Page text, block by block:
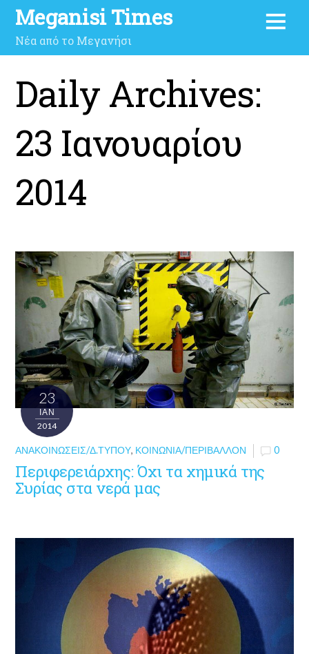
Meganisi Times
Νέα από το Μεγανήσι
Daily Archives:
23 Ιανουαρίου
2014
23
ΙΑΝ
2014
ΑΝΑΚΟΙΝΏΣΕΙΣ/Δ.ΤΎΠΟΥ, ΚΟΙΝΩΝΊΑ/ΠΕΡΙΒΆΛΛΟΝ 0
Περιφερειάρχης: Όχι τα χημικά της
Συρίας στα νερά μας